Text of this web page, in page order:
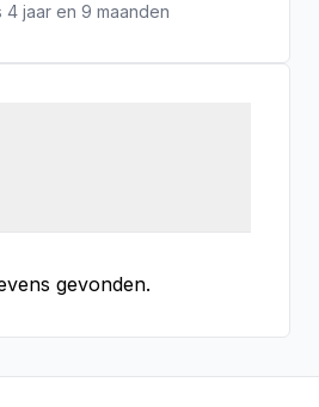
4 jaar en 9 maanden
gevonden.